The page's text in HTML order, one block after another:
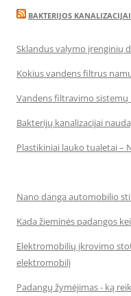
BAKTERIJOS KANALIZACIJAI
Sklandus valymo įrenginių
Kokius vandens filtrus
Vandens filtravimo sistemų
Bakterijų kanalizacijai
Plastikiniai lauko tualetai –
Nano danga automobilio
Kada žieminės padangos
Elektromobilių įkrovimo
elektromobilį
Padangų žymėjimas - ką